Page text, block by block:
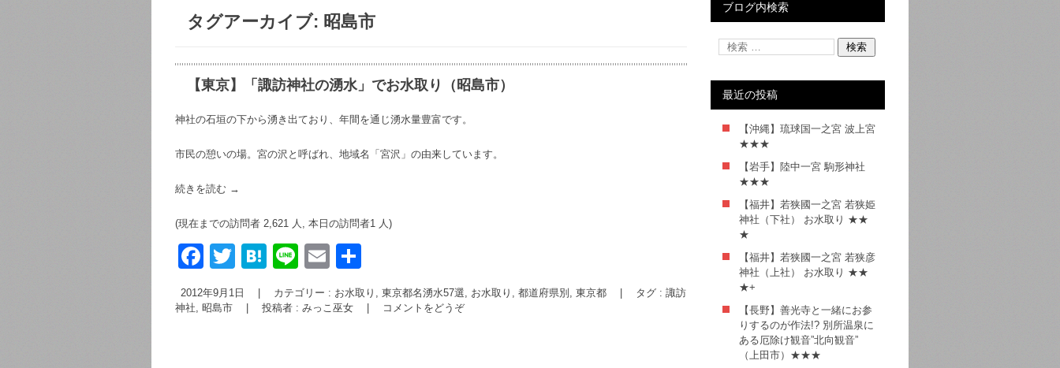
タグアーカイブ: 昭島市
【東京】「諏訪神社の湧水」でお水取り（昭島市）
神社の石垣の下から湧き出ており、年間を通じ湧水量豊富です。
市民の憩いの場。宮の沢と呼ばれ、地域名「宮沢」の由来しています。
続きを読む →
(現在までの訪問者 2,621 人, 本日の訪問者1 人)
F
a
c
T
wi
tt
H
e
Li
n
e
E
m
ail
有
2012年9月1日 カテゴリー : お水取り, 東京都名湧水57選, お水取り , 都道府県別, 東京都 タグ : 諏訪
神社, 昭島市 投稿者 : みっこ巫女 コメントをどうぞ
ブログ内検索
最近の投稿
【沖縄】琉球国一之宮 波上宮
★★★
【岩手】陸中一宮 駒形神社
★★★
【福井】若狭國一之宮 若狭姫
神社（下社） お水取り ★★
★
【福井】若狭國一之宮 若狭彦
神社（上社） お水取り ★★
★+
【長野】善光寺と一緒にお参
りするのが作法!? 別所温泉に
ある厄除け観音”北向観音”
（上田市）★★★